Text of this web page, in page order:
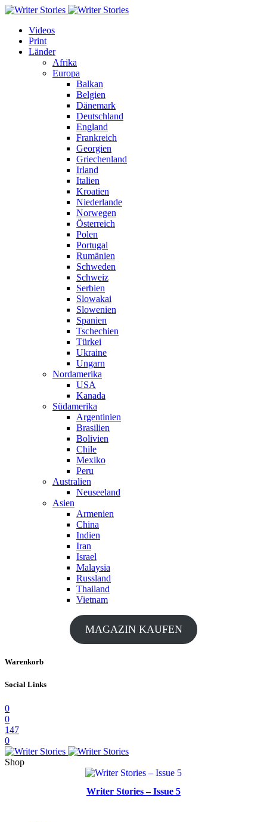
Videos
Print
Länder
Afrika
Europa
Balkan
Belgien
Dänemark
Deutschland
England
Frankreich
Georgien
Griechenland
Irland
Italien
Kroatien
Niederlande
Norwegen
Österreich
Polen
Portugal
Rumänien
Schweden
Schweiz
Serbien
Slowakai
Slowenien
Spanien
Tschechien
Türkei
Ukraine
Ungarn
Nordamerika
USA
Kanada
Südamerika
Argentinien
Brasilien
Bolivien
Chile
Mexiko
Peru
Australien
Neuseeland
Asien
Armenien
China
Indien
Iran
Israel
Malaysia
Russland
Thailand
Vietnam
MAGAZIN KAUFEN
Warenkorb
Social Links
0
0
147
0
Shop
Writer Stories – Issue 5